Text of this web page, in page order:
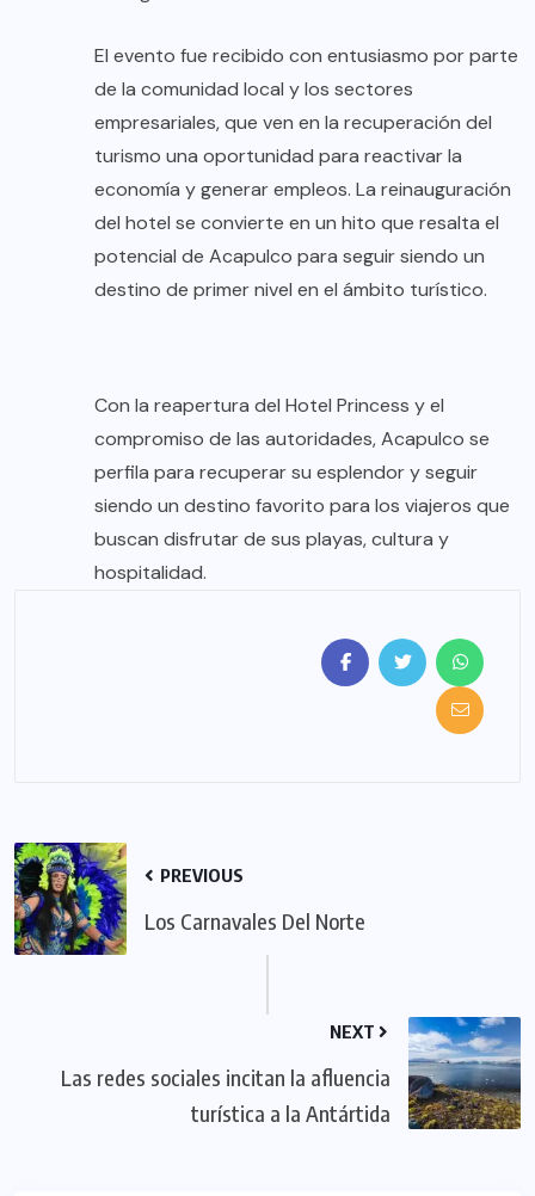
El evento fue recibido con entusiasmo por parte
de la comunidad local y los sectores
empresariales, que ven en la recuperación del
turismo una oportunidad para reactivar la
economía y generar empleos. La reinauguración
del hotel se convierte en un hito que resalta el
potencial de Acapulco para seguir siendo un
destino de primer nivel en el ámbito turístico.
Con la reapertura del Hotel Princess y el
compromiso de las autoridades, Acapulco se
perfila para recuperar su esplendor y seguir
siendo un destino favorito para los viajeros que
buscan disfrutar de sus playas, cultura y
hospitalidad.
PREVIOUS
Los Carnavales Del Norte
NEXT
Las redes sociales incitan la afluencia
turística a la Antártida